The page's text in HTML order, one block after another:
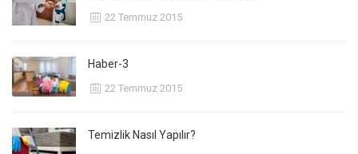
22 Temmuz 2015
Haber-3
22 Temmuz 2015
Temizlik Nasıl Yapılır?